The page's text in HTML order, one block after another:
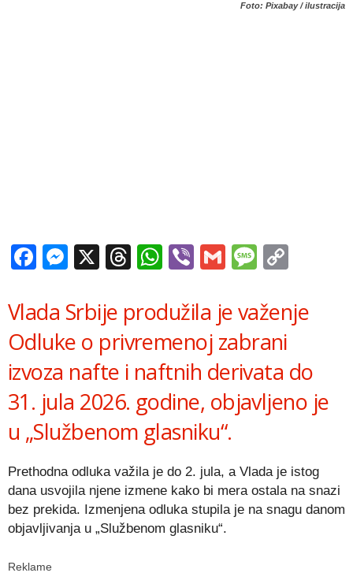
Foto: Pixabay / ilustracija
Facebook
Messenger
X Threads
WhatsApp
ViberGmail
Vlada Srbije produžila je važenje
Odluke o privremenoj zabrani
izvoza nafte i naftnih derivata do
31. jula 2026. godine, objavljeno je
u „Službenom glasniku“.
Prethodna odluka važila je do 2. jula, a Vlada je istog
dana usvojila njene izmene kako bi mera ostala na snazi
bez prekida. Izmenjena odluka stupila je na snagu danom
objavljivanja u „Službenom glasniku“.
Reklame